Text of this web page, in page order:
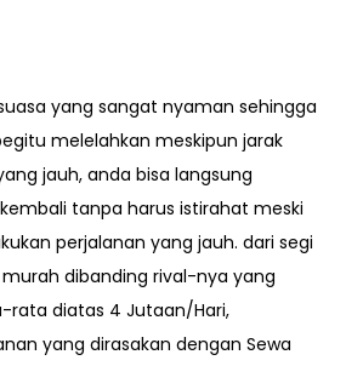
yang sangat nyaman sehingga
melelahkan meskipun jarak
jauh, anda bisa langsung
tanpa harus istirahat meski
perjalanan yang jauh. dari segi
dibanding rival-nya yang
rata diatas 4 Jutaan/Hari,
yang dirasakan dengan Sewa